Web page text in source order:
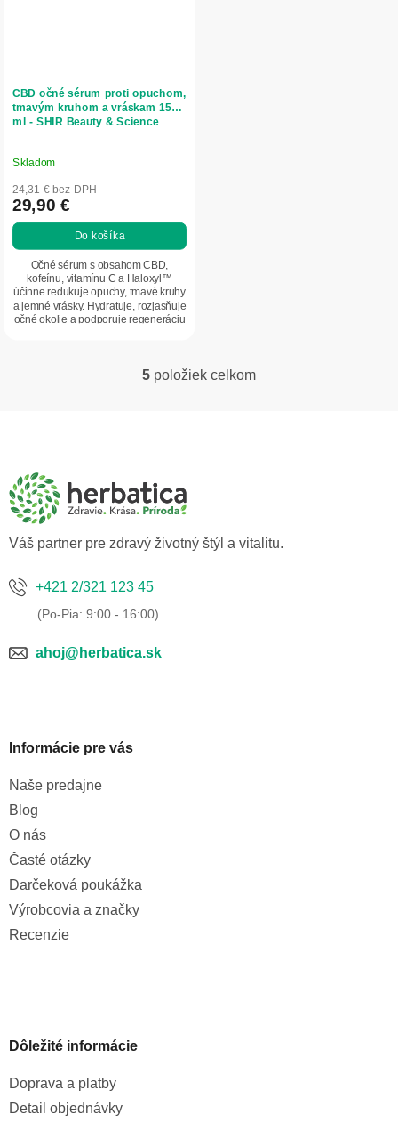
CBD očné sérum proti opuchom,
tmavým kruhom a vráskam 15
ml - SHIR Beauty & Science
Skladom
24,31 € bez DPH
29,90 €
Do košíka
Očné sérum s obsahom CBD,
kofeínu, vitamínu C a Haloxyl™
účinne redukuje opuchy, tmavé kruhy
a jemné vrásky. Hydratuje, rozjasňuje
očné okolie a podporuje regeneráciu
O
p
r
5 položiek celkom
Váš partner pre zdravý životný štýl a vitalitu.
+421 2/321 123 45
ahoj@herbatica.sk
Informácie pre vás
Naše predajne
Blog
O nás
Časté otázky
Darčeková poukážka
Výrobcovia a značky
Recenzie
Dôležité informácie
Doprava a platby
Detail objednávky